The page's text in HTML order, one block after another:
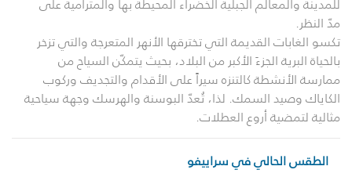
مدّ النظر.
تكسو الغابات القديمة التي تخترقها الأنهر المتعرجة والتي تزخر
بالحياة البرية الجزءَ الأكبر من البلاد، بحيث يتمكّن السياح من
ممارسة الأنشطة كالتنزه سيراً على الأقدام والتجديف وركوب
الكاياك وصيد السمك. لذا، تُعدّ البوسنة والهرسك وجهة سياحية
مثالية لتمضية أروع العطلات.
الطقس الحالي في سراييفو